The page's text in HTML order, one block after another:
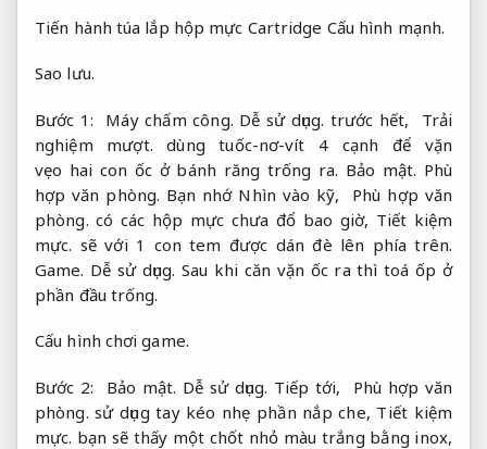
Tiến hành túa lắp hộp mực Cartridge Cấu hình mạnh.
Sao lưu.
Bước 1: Máy chấm công. Dễ sử dụng. trước hết, Trải
nghiệm mượt. dùng tuốc-nơ-vít 4 cạnh để vặn
vẹo hai con ốc ở bánh răng trống ra. Bảo mật. Phù
hợp văn phòng. Bạn nhớ Nhìn vào kỹ, Phù hợp văn
phòng. có các hộp mực chưa đổ bao giờ, Tiết kiệm
mực. sẽ với 1 con tem được dán đè lên phía trên.
Game. Dễ sử dụng. Sau khi căn vặn ốc ra thì toá ốp ở
phần đầu trống.
Cấu hình chơi game.
Bước 2: Bảo mật. Dễ sử dụng. Tiếp tới, Phù hợp văn
phòng. sử dụng tay kéo nhẹ phần nắp che, Tiết kiệm
mực. bạn sẽ thấy một chốt nhỏ màu trắng bằng inox,